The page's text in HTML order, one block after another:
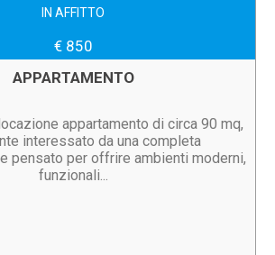
IN AFFITTO
€ 850
APPARTAMENTO
appartamento di circa 90 mq,
interessato da una completa
pensato per offrire ambienti moderni,
funzionali...